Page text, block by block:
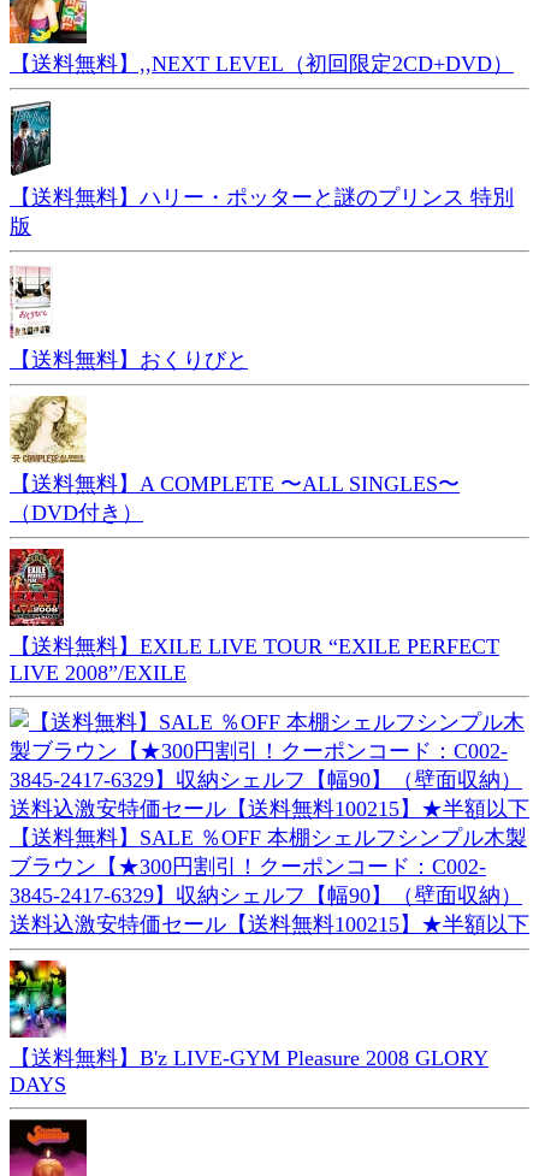
【送料無料】,,NEXT LEVEL（初回限定2CD+DVD）
【送料無料】ハリー・ポッターと謎のプリンス 特別
版
【送料無料】おくりびと
【送料無料】A COMPLETE 〜ALL SINGLES〜
（DVD付き）
【送料無料】EXILE LIVE TOUR “EXILE PERFECT
LIVE 2008”/EXILE
【送料無料】SALE ％OFF 本棚シェルフシンプル木製
ブラウン【★300円割引！クーポンコード：C002-
3845-2417-6329】収納シェルフ【幅90】（壁面収納）
送料込激安特価セール【送料無料100215】★半額以下
【送料無料】B'z LIVE-GYM Pleasure 2008 GLORY
DAYS